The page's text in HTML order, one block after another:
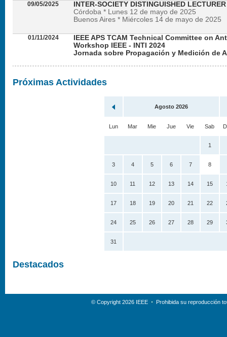
09/05/2025
INTER-SOCIETY DISTINGUISHED
Córdoba * Lunes 12 de mayo de 2025
Buenos Aires * Miércoles 14 de mayo de 2025
01/11/2024
IEEE APS TCAM Technical Committee on
Workshop IEEE - INTI 2024
Jornada sobre Propagación y Medición de
Próximas Actividades
Agosto 2026
Lun Mar Mie Jue Vie Sab
1
3 4 5 6 7 8
10 11 12 13 14 15
17 18 19 20 21 22
24 25 26 27 28 29
31
Destacados
© Copyright 2026 IEEE Prohibida su reproducción